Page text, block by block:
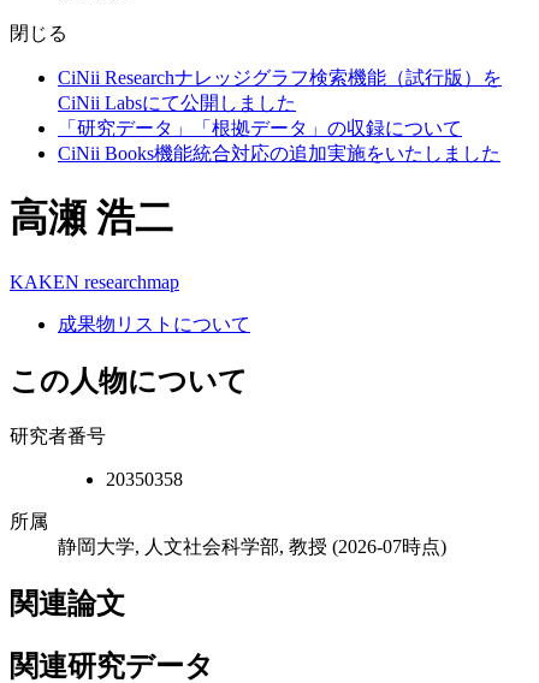
閉じる
CiNii Researchナレッジグラフ検索機能（試行版）を
CiNii Labsにて公開しました
「研究データ」「根拠データ」の収録について
CiNii Books機能統合対応の追加実施をいたしました
高瀬 浩二
KAKEN researchmap
成果物リストについて
この人物について
研究者番号
20350358
所属
静岡大学, 人文社会科学部, 教授 (2026-07時点)
関連論文
関連研究データ